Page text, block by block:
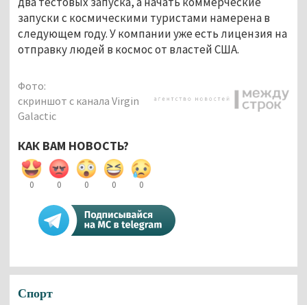
запуски с космическими туристами намерена в
следующем году. У компании уже есть лицензия на
отправку людей в космос от властей США.
Фото:
скриншот с канала Virgin
Galactic
КАК ВАМ НОВОСТЬ?
0 0 0 0 0
Спорт